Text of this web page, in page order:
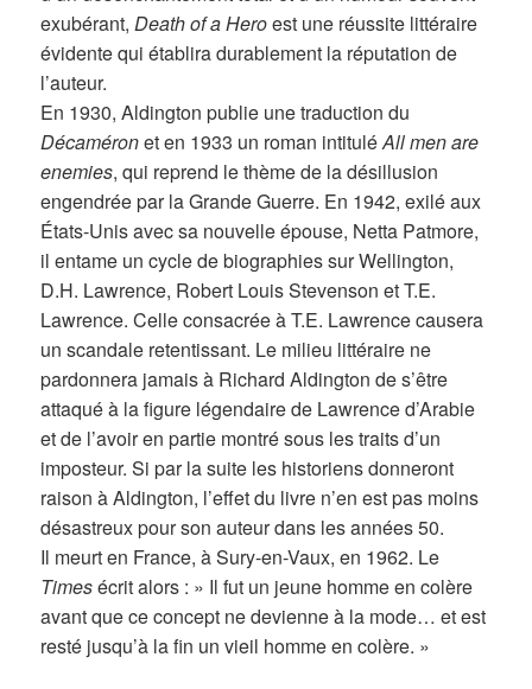
exubérant,Death of a Heroest une réussite littéraire
évidente qui établira durablement la réputation de
l’auteur.
En 1930, Aldington publie une traduction du
Décaméronet en 1933 un roman intituléAll men are
enemies, qui reprend le thème de la désillusion
engendrée par la Grande Guerre. En 1942, exilé aux
États-Unis avec sa nouvelle épouse, Netta Patmore,
il entame un cycle de biographies sur Wellington,
D.H. Lawrence, Robert Louis Stevenson et T.E.
Lawrence. Celle consacrée à T.E. Lawrence causera
un scandale retentissant. Le milieu littéraire ne
pardonnera jamais à Richard Aldington de s’être
attaqué à la figure légendaire de Lawrence d’Arabie
et de l’avoir en partie montré sous les traits d’un
imposteur. Si par la suite les historiens donneront
raison à Aldington, l’effet du livre n’en est pas moins
désastreux pour son auteur dans les années 50.
Il meurt en France, à Sury-en-Vaux, en 1962. Le
Timesécrit alors : » Il fut un jeune homme en colère
avant que ce concept ne devienne à la mode… et est
resté jusqu’à la fin un vieil homme en colère. »